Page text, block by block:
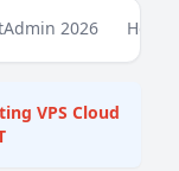
2026
VPS Cloud